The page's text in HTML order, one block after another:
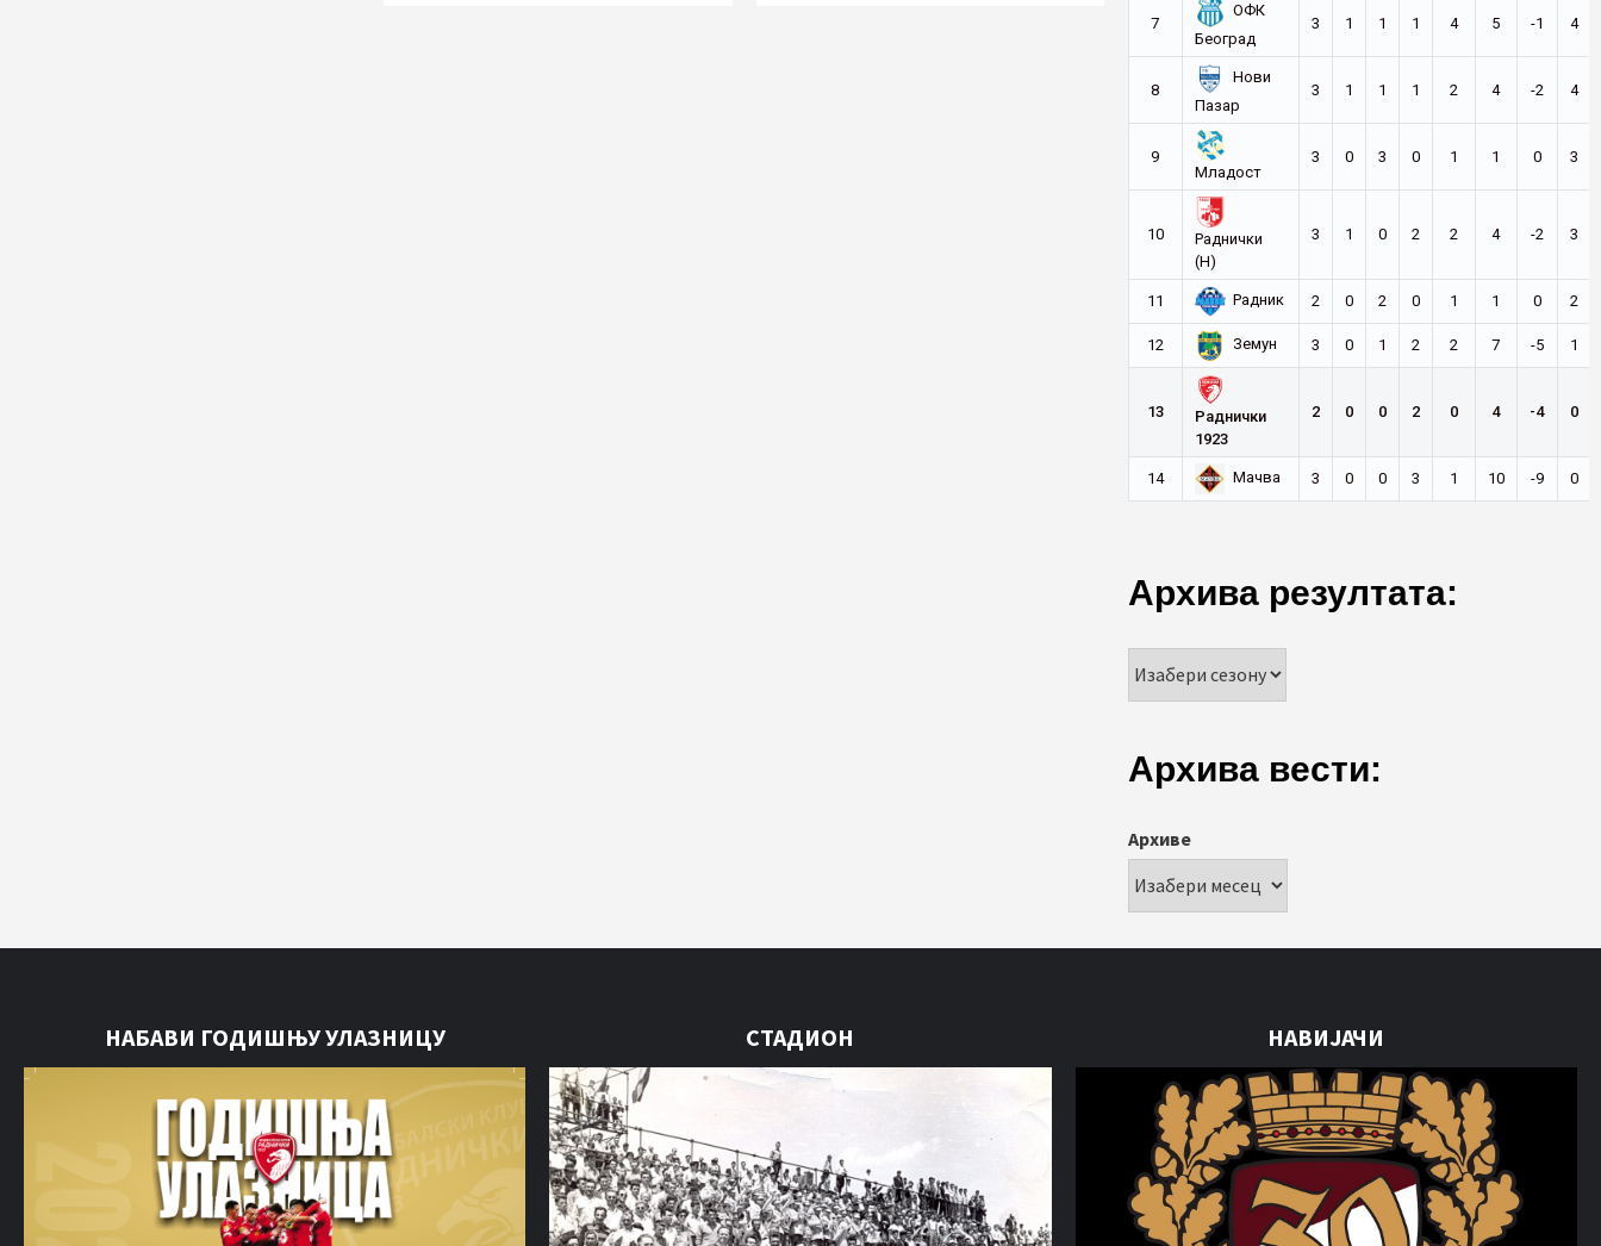
7
ОФК
Београд
3 1 1 1 4 5 -1 4
8
Нови
Пазар
3 1 1 1 2 4 -2 4
9
Младост
3 0 3 0 1 1 0 3
10
Раднички
(Н)
3 1 0 2 2 4 -2 3
11 Радник 2 0 2 0 1 1 0 2
12 Земун 3 0 1 2 2 7 -5 1
13
Раднички
1923
2 0 0 2 0 4 -4 0
14 Мачва 3 0 0 3 1 10 -9 0
Архива резултата:
Архива вести:
Архиве
НАБАВИ ГОДИШЊУ УЛАЗНИЦУ СТАДИОН НАВИЈАЧИ